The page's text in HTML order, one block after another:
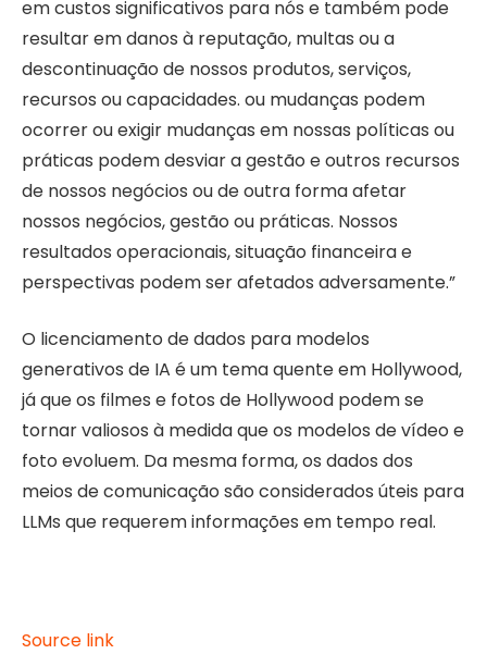
em custos significativos para nós e também pode
resultar em danos à reputação, multas ou a
descontinuação de nossos produtos, serviços,
recursos ou capacidades. ou mudanças podem
ocorrer ou exigir mudanças em nossas políticas ou
práticas podem desviar a gestão e outros recursos
de nossos negócios ou de outra forma afetar
nossos negócios, gestão ou práticas. Nossos
resultados operacionais, situação financeira e
perspectivas podem ser afetados adversamente.”
O licenciamento de dados para modelos
generativos de IA é um tema quente em Hollywood,
já que os filmes e fotos de Hollywood podem se
tornar valiosos à medida que os modelos de vídeo e
foto evoluem. Da mesma forma, os dados dos
meios de comunicação são considerados úteis para
LLMs que requerem informações em tempo real.
Source link